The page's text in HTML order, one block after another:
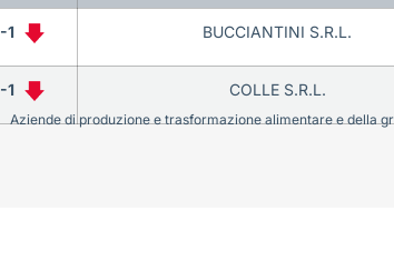
-1 BUCCIANTINI S.R.L.
-1 COLLE S.R.L.
Aziende di produzione e trasformazione alimentare e della